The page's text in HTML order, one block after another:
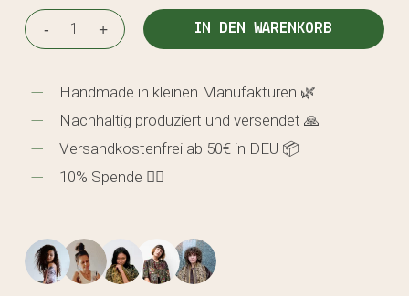
IN DEN WARENKORB
Handmade in kleinen Manufakturen 🌿
Nachhaltig produziert und versendet 🙏
Versandkostenfrei ab 50€ in DEU 📦
10% Spende 🖐🏼